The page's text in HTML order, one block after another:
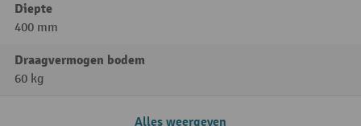
Diepte
400 mm
Draagvermogen bodem
60 kg
Alles weergeven